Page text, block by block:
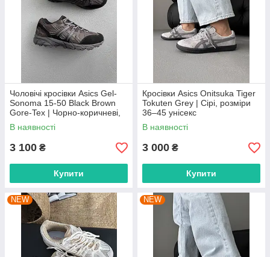
Чоловічі кросівки Asics Gel-
Sonoma 15-50 Black Brown
Gore-Tex | Чорно-коричневі,
розміри 40–45
В наявності
3 100 ₴
Купити
Кросівки Asics Onitsuka Tiger
Tokuten Grey | Сірі, розміри
36–45 унісекс
В наявності
3 000 ₴
Купити
NEW NEW